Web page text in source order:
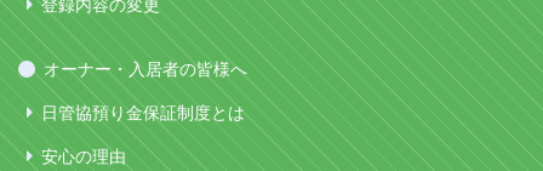
登録内容の変更
オーナー・入居者の皆様へ
日管協預り金保証制度とは
安心の理由